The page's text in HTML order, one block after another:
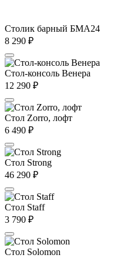
Столик барный БМА24
8 290 ₽
Стол-консоль Венера
12 290 ₽
Стол Zorro, лофт
6 490 ₽
Стол Strong
46 290 ₽
Стол Staff
3 790 ₽
Стол Solomon